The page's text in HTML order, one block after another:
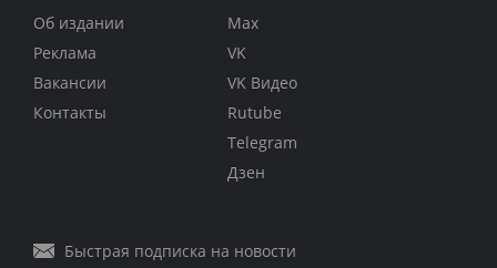
Об издании
Реклама
Вакансии
Контакты
Max
VK
VK Видео
Rutube
Telegram
Дзен
Быстрая подписка на новости